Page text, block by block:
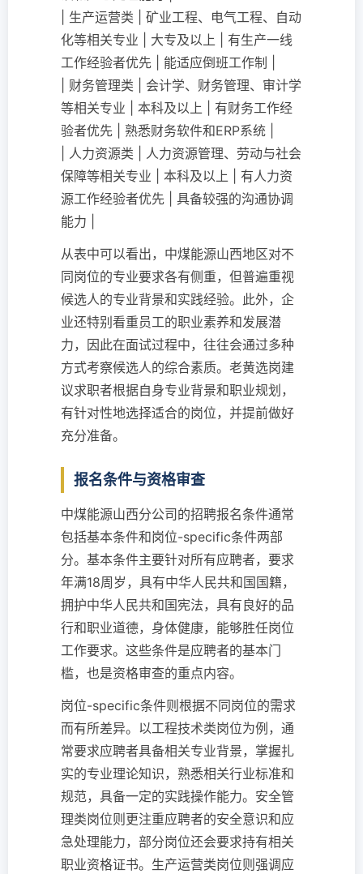
| 生产运营类 | 矿业工程、电气工程、自动
化等相关专业 | 大专及以上 | 有生产一线
工作经验者优先 | 能适应倒班工作制 |
| 财务管理类 | 会计学、财务管理、审计学
等相关专业 | 本科及以上 | 有财务工作经
验者优先 | 熟悉财务软件和ERP系统 |
| 人力资源类 | 人力资源管理、劳动与社会
保障等相关专业 | 本科及以上 | 有人力资
源工作经验者优先 | 具备较强的沟通协调
能力 |
从表中可以看出，中煤能源山西地区对不
同岗位的专业要求各有侧重，但普遍重视
候选人的专业背景和实践经验。此外，企
业还特别看重员工的职业素养和发展潜
力，因此在面试过程中，往往会通过多种
方式考察候选人的综合素质。老黄选岗建
议求职者根据自身专业背景和职业规划，
有针对性地选择适合的岗位，并提前做好
充分准备。
报名条件与资格审查
中煤能源山西分公司的招聘报名条件通常
包括基本条件和岗位-specific条件两部
分。基本条件主要针对所有应聘者，要求
年满18周岁，具有中华人民共和国国籍，
拥护中华人民共和国宪法，具有良好的品
行和职业道德，身体健康，能够胜任岗位
工作要求。这些条件是应聘者的基本门
槛，也是资格审查的重点内容。
岗位-specific条件则根据不同岗位的需求
而有所差异。以工程技术类岗位为例，通
常要求应聘者具备相关专业背景，掌握扎
实的专业理论知识，熟悉相关行业标准和
规范，具备一定的实践操作能力。安全管
理类岗位则更注重应聘者的安全意识和应
急处理能力，部分岗位还会要求持有相关
职业资格证书。生产运营类岗位则强调应